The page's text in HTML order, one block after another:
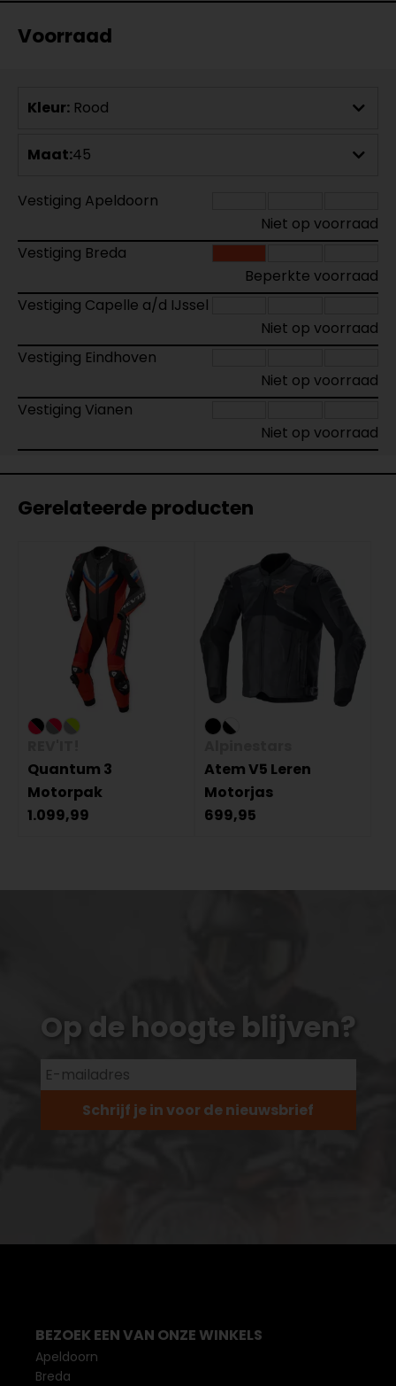
Voorraad
Kleur: Rood
Maat:45
Vestiging Apeldoorn
Niet op voorraad
Vestiging Breda
Beperkte voorraad
Vestiging Capelle a/d IJssel
Niet op voorraad
Vestiging Eindhoven
Niet op voorraad
Vestiging Vianen
Niet op voorraad
Gerelateerde producten
Quantum 3
Motorpak
1.099,99
Atem V5 Leren
Motorjas
699,95
Op de hoogte blijven?
Schrijf je in voor de nieuwsbrief
BEZOEK EEN VAN ONZE WINKELS
Apeldoorn
Breda